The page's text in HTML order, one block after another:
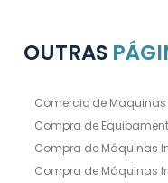
OUTRAS
Comercio de
Compra de
Compra de Máquinas
Compra de Máquinas